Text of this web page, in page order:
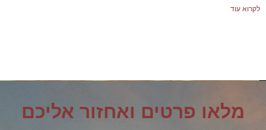
לקרוא עוד
מלאו פרטים ואחזור אליכם